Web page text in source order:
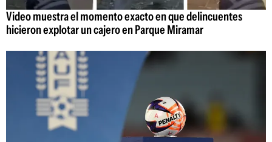
Video muestra el momento exacto en que delincuentes
hicieron explotar un cajero en Parque Miramar